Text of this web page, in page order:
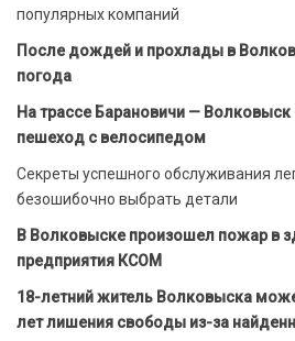
популярных компаний
После дождей и прохлады в
погода
На трассе Барановичи —
пешеход с велосипедом
Секреты успешного обслуживания
безошибочно выбрать детали
В Волковыске произошел пожар в
предприятия КСОМ
18-летний житель Волковыска
лет лишения свободы из-за